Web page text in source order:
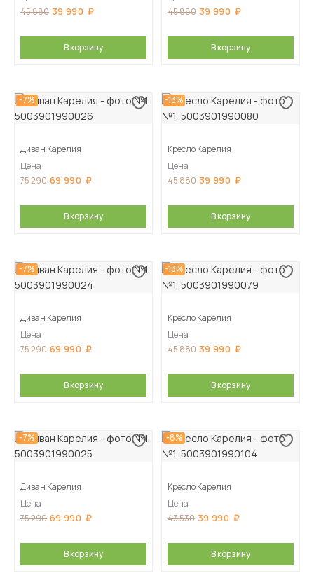
45 880 39 990
В корзину
45 880 39 990
В корзину
-7%
Диван Карелия
Цена
75 290 69 990
В корзину
-13%
Кресло Карелия
Цена
45 880 39 990
В корзину
-7%
Диван Карелия
Цена
75 290 69 990
В корзину
-13%
Кресло Карелия
Цена
45 880 39 990
В корзину
-7%
Диван Карелия
Цена
75 290 69 990
В корзину
-8%
Кресло Карелия
Цена
43 530 39 990
В корзину